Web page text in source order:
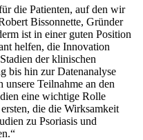
die Patienten, auf den wir
Bissonnette, Gründer
ist in einer guten Position
helfen, die Innovation
der klinischen
bis hin zur Datenanalyse
Teilnahme an den
eine wichtige Rolle
die die Wirksamkeit
zu Psoriasis und